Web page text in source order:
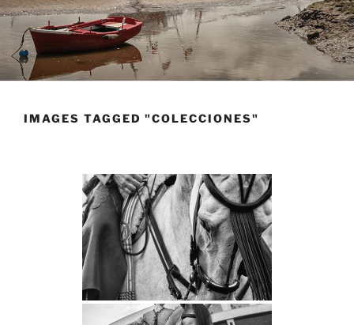
IMAGES TAGGED "COLECCIONES"